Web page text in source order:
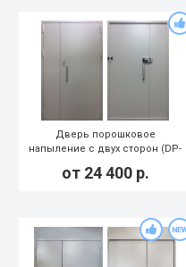
Дверь порошковое
напыление с двух сторон (DP-
от 24 400р.